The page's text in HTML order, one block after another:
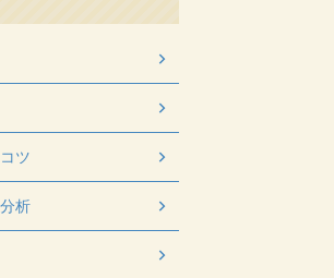
ツ
析